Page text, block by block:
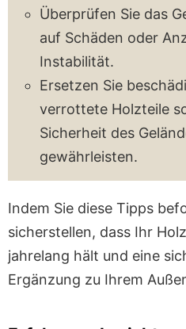
Überprüfen Sie das
auf Schäden oder
Instabilität.
Ersetzen Sie
verrottete Holzteile
Sicherheit des
gewährleisten.
Indem Sie diese Tipps
sicherstellen, dass Ihr
jahrelang hält und eine
Ergänzung zu Ihrem